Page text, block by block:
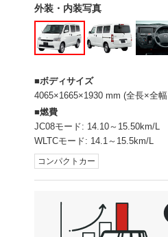
外装・内装写真
ボディサイズ
4065×1665×1930 mm (全長×全
燃費
JC08モード: 14.10～15.50km/L
WLTCモード: 14.1～15.5km/L
コンパクトカー